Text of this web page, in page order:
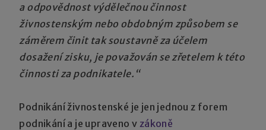
a odpovědnost výdělečnou činnost
živnostenským nebo obdobným způsobem se
záměrem činit tak soustavně za účelem
dosažení zisku, je považován se zřetelem k této
činnosti za podnikatele.“
Podnikání živnostenské je jen jednou z forem
podnikání a je upraveno v zákoně